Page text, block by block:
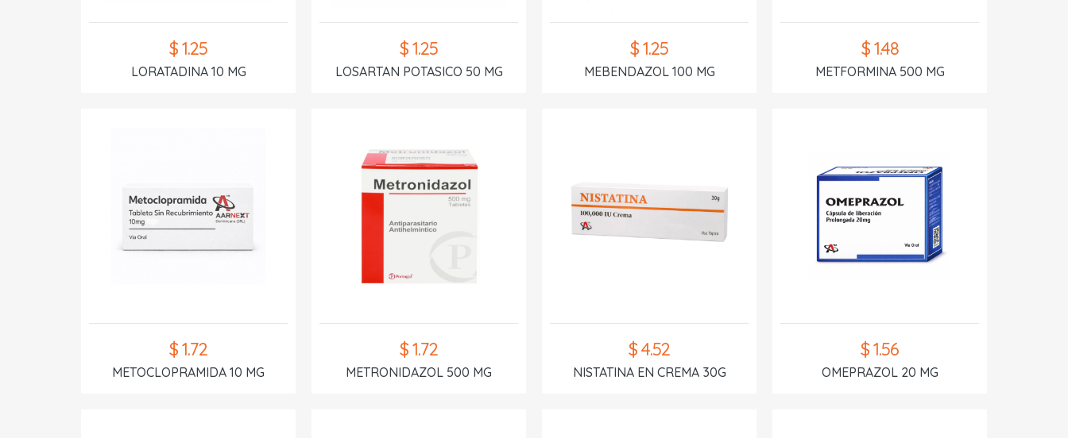
$ 1.25
LORATADINA 10 MG
$ 1.25
LOSARTAN POTASICO 50 MG
$ 1.25
MEBENDAZOL 100 MG
$ 1.48
METFORMINA 500 MG
$ 1.72
METOCLOPRAMIDA 10 MG
$ 1.72
METRONIDAZOL 500 MG
$ 4.52
NISTATINA EN CREMA 30G
$ 1.56
OMEPRAZOL 20 MG